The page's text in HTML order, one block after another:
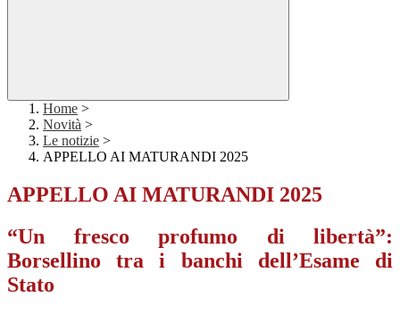
Home >
Novità >
Le notizie >
APPELLO AI MATURANDI 2025
APPELLO AI MATURANDI 2025
“Un fresco profumo di libertà”:
Borsellino tra i banchi dell’Esame di
Stato